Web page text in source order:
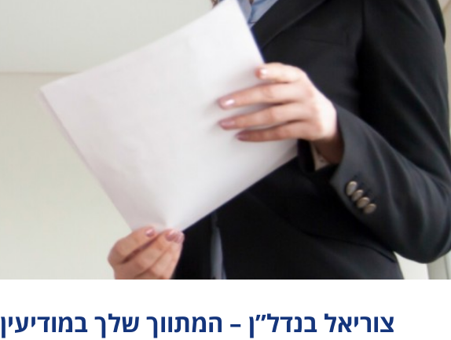
צוריאל בנדל”ן – המתווך שלך במודיעין